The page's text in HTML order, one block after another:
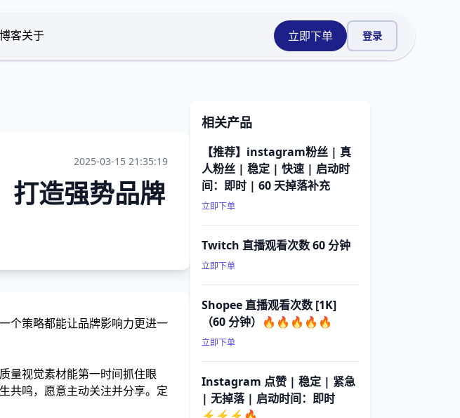
博客关于 立即下单 登录
2025-03-15 21:35:19
打造强势品牌
个策略都能让品牌影响力更进一
量视觉素材能第一时间抓住眼
共鸣，愿意主动关注并分享。定
相关产品
【推荐】instagram粉丝 | 真
人粉丝 | 稳定 | 快速 | 启动时
间：即时 | 60 天掉落补充
立即下单
Twitch 直播观看次数 60 分钟
立即下单
Shopee 直播观看次数 [1K]
（60 分钟）🔥🔥🔥🔥🔥
立即下单
Instagram 点赞 | 稳定 | 紧急
| 无掉落 | 启动时间：即时